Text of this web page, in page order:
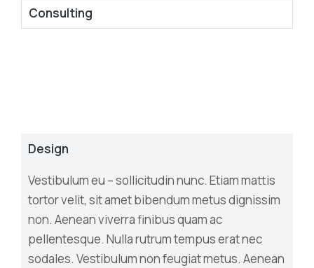
Consulting
Design
Vestibulum eu – sollicitudin nunc. Etiam mattis
tortor velit, sit amet bibendum metus dignissim
non. Aenean viverra finibus quam ac
pellentesque. Nulla rutrum tempus erat nec
sodales. Vestibulum non feugiat metus. Aenean